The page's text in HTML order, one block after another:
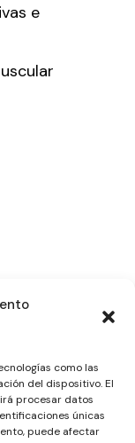
como las
del dispositivo. El
procesar datos
únicas
puede afectar
e
(SOP)